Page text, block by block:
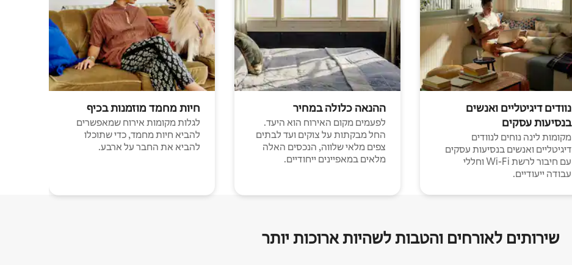
נוודים דיגיטליים ואנשים
בנסיעות עסקים
מקומות לינה נוחים לנוודים
דיגיטליים ואנשים בנסיעות עסקים
עם חיבור לרשת Wi-Fi וחללי
עבודה ייעודיים.
ההנאה כלולה במחיר
לפעמים מקום האירוח הוא היעד.
החל מבקתות על צוקים ועד לבתים
צפים מלאי שלווה, הנכסים האלה
מלאים במאפיינים ייחודיים.
חיות מחמד מוזמנות בכיף
לגלות מקומות אירוח שמאפשרים
להביא חיות מחמד, כדי שתוכלו
להביא את החבר על ארבע.
שירותים לאורחים והטבות לשהיות ארוכות יותר